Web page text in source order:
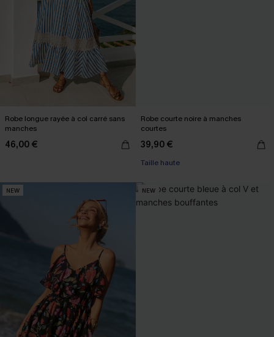
Robe longue rayée à col carré sans
manches
46,00 €
Robe courte noire à manches
courtes
39,90 €
Taille haute
NEW NEW